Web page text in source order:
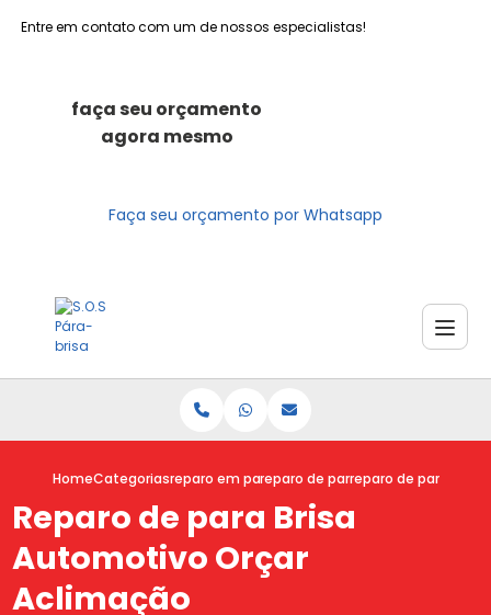
Entre em contato com um de nossos especialistas!
faça seu orçamento
agora mesmo
Faça seu orçamento por Whatsapp
HomeCategoriasreparo em para brisasreparo de para brisareparo de para
Reparo de para Brisa
Automotivo Orçar
Aclimação